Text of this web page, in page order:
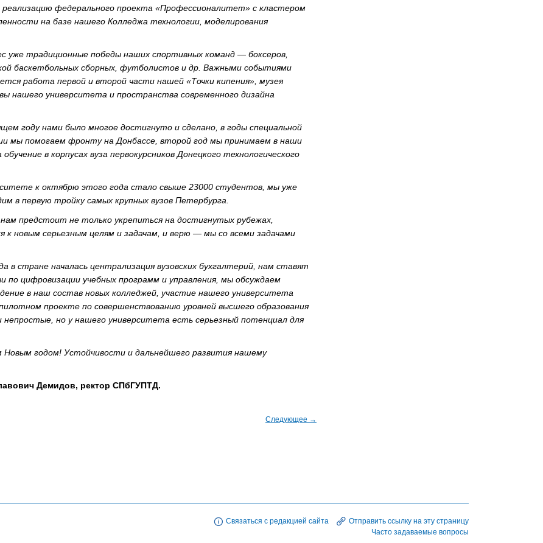
федерального проекта «Профессионалитет» с кластером
на базе нашего Колледжа технологии, моделирования
уже традиционные победы наших спортивных команд — боксеров,
баскетбольных сборных, футболистов и др. Важными событиями
работа первой и второй части нашей «Точки кипения», музея
нашего университета и пространства современного дизайна
году нами было многое достигнуто и сделано, в годы специальной
мы помогаем фронту на Донбассе, второй год мы принимаем в наши
в корпусах вуза первокурсников Донецкого технологического
к октябрю этого года стало свыше 23000 студентов, мы уже
в первую тройку самых крупных вузов Петербурга.
предстоит не только укрепиться на достигнутых рубежах,
к новым серьезным целям и задачам, и верю — мы со всеми задачами
в стране началась централизация вузовских бухгалтерий, нам ставят
по цифровизации учебных программ и управления, мы обсуждаем
в наш состав новых колледжей, участие нашего университета
проекте по совершенствованию уровней высшего образования
непростые, но у нашего университета есть серьезный потенциал для
годом! Устойчивости и дальнейшего развития нашему
Демидов, ректор СПбГУПТД.
Следующее →
Связаться с редакцией сайта
Отправить ссылку на эту страницу
Часто задаваемые вопросы